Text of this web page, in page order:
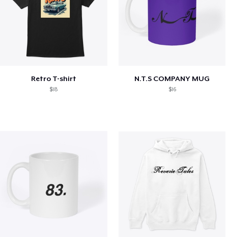
Retro T-shirt
$18
N.T.S COMPANY MUG
$16